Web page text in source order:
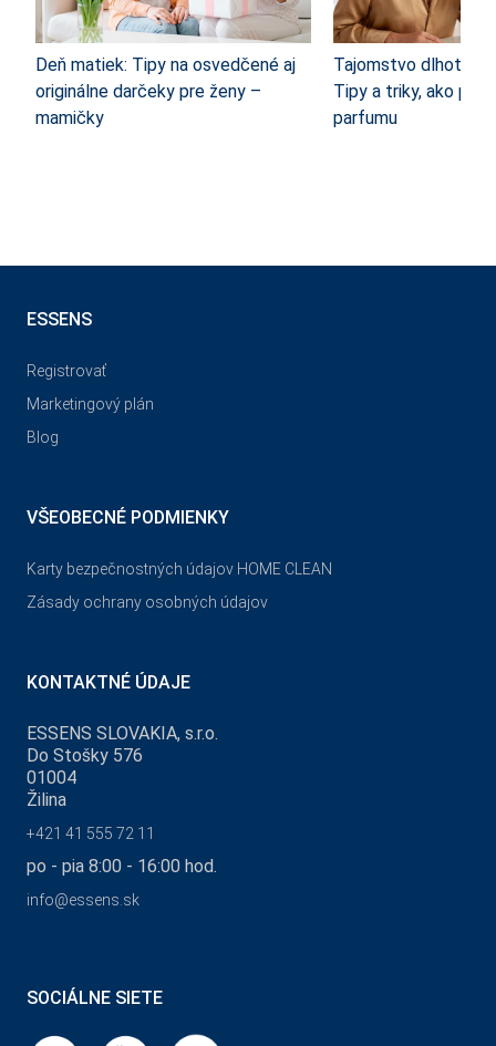
Deň matiek: Tipy na osvedčené aj
originálne darčeky pre ženy –
mamičky
Tajomstvo
Tipy a triky, ako
parfumu
ESSENS
Registrovať
Marketingový plán
Blog
VŠEOBECNÉ PODMIENKY
Karty bezpečnostných údajov HOME CLEAN
Zásady ochrany osobných údajov
KONTAKTNÉ ÚDAJE
ESSENS SLOVAKIA, s.r.o.
Do Stošky 576
01004
Žilina
+421 41 555 72 11
po - pia 8:00 - 16:00 hod.
info@essens.sk
SOCIÁLNE SIETE